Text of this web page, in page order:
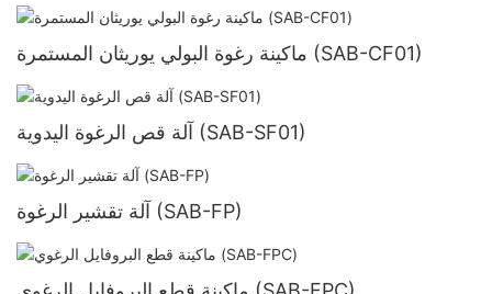
ماكينة رغوة البولي يوريثان المستمرة (SAB-CF01)
آلة قص الرغوة اليدوية (SAB-SF01)
آلة تقشير الرغوة (SAB-FP)